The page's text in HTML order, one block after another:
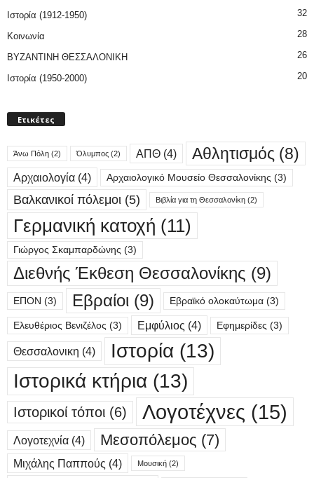
Ιστορία (1912-1950) 32
Κοινωνία 28
ΒΥΖΑΝΤΙΝΗ ΘΕΣΣΑΛΟΝΙΚΗ 26
Ιστορία (1950-2000) 20
Ετικέτες
Άνω Πόλη (2) Όλυμπος (2) ΑΠΘ (4) Αθλητισμός (8)
Αρχαιολογία (4) Αρχαιολογικό Μουσείο Θεσσαλονίκης (3)
Βαλκανικοί πόλεμοι (5) Βιβλία για τη Θεσσαλονίκη (2)
Γερμανική κατοχή (11)
Γιώργος Σκαμπαρδώνης (3)
Διεθνής Έκθεση Θεσσαλονίκης (9)
ΕΠΟΝ (3) Εβραίοι (9) Εβραϊκό ολοκαύτωμα (3)
Ελευθέριος Βενιζέλος (3) Εμφύλιος (4) Εφημερίδες (3)
Θεσσαλονικη (4) Ιστορία (13)
Ιστορικά κτήρια (13)
Ιστορικοί τόποι (6) Λογοτέχνες (15)
Λογοτεχνία (4) Μεσοπόλεμος (7)
Μιχάλης Παππούς (4) Μουσική (2)